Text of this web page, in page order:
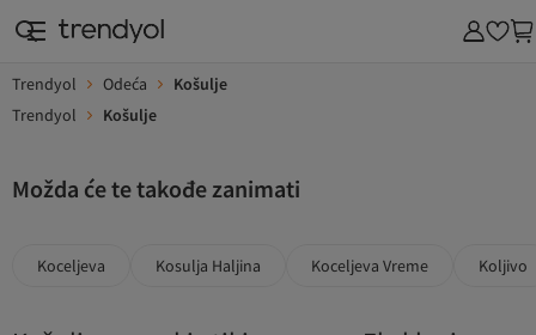
Trendyol Odeća
Košulje
Trendyol
Košulje
Možda će te takođe zanimati
Koceljeva Kosulja Haljina Koceljeva Vreme Koljivo